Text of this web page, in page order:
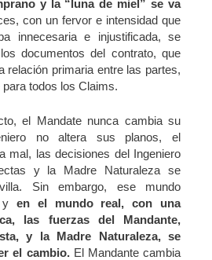
y la “luna de miel” se va
con un fervor e intensidad que
innecesaria e injustificada, se
documentos del contrato, que
relación primaria entre las partes,
todos los Claims.
el Mandate nunca cambia su
no altera sus planos, el
mal, las decisiones del Ingeniero
y la Madre Naturaleza se
Sin embargo, ese mundo
yen el mundo real, con una
las fuerzas del Mandante,
y la Madre Naturaleza, se
el cambio.El Mandante cambia